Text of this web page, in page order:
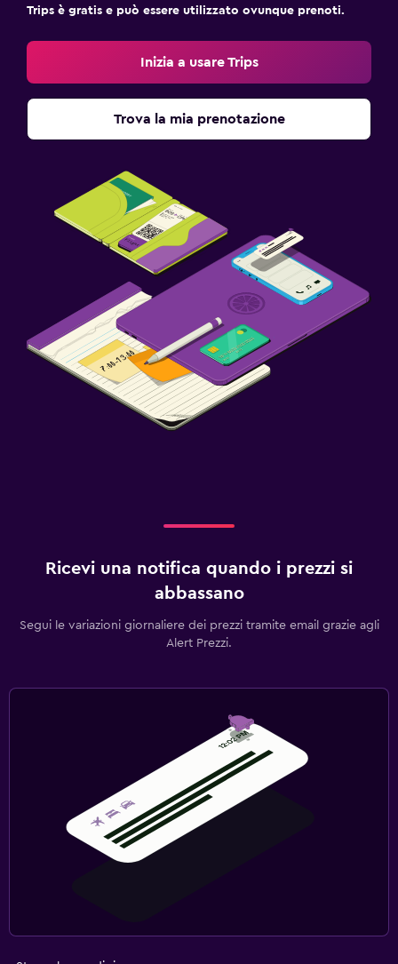
Trips è gratis e può essere utilizzato ovunque prenoti.
Inizia a usare Trips
Trova la mia prenotazione
Ricevi una notifica quando i prezzi si
abbassano
Segui le variazioni giornaliere dei prezzi tramite email grazie agli
Alert Prezzi.